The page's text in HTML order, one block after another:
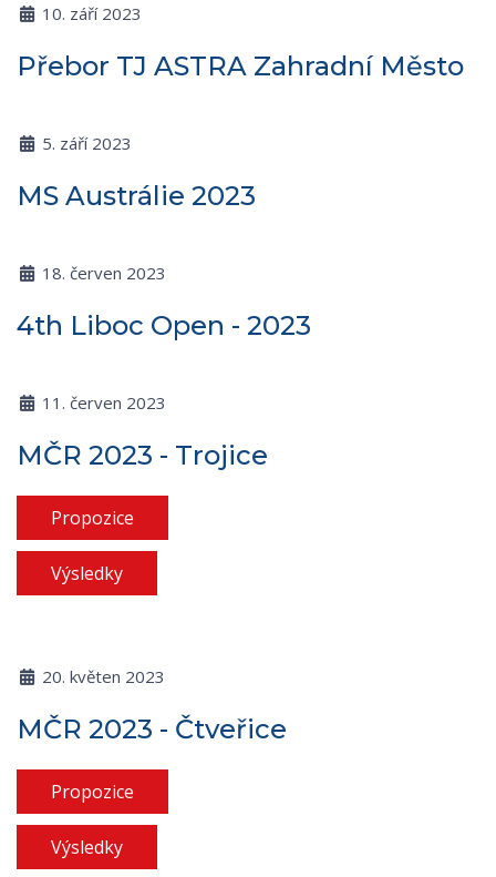
10. září 2023
Přebor TJ ASTRA Zahradní Město
5. září 2023
MS Austrálie 2023
18. červen 2023
4th Liboc Open - 2023
11. červen 2023
MČR 2023 - Trojice
Propozice
Výsledky
20. květen 2023
MČR 2023 - Čtveřice
Propozice
Výsledky